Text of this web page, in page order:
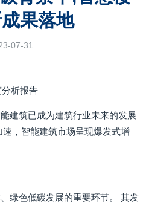
果落地
07-31
析报告
建筑已成为建筑行业未来的发展
，智能建筑市场呈现爆发式增
绿色低碳发展的重要环节。 其发